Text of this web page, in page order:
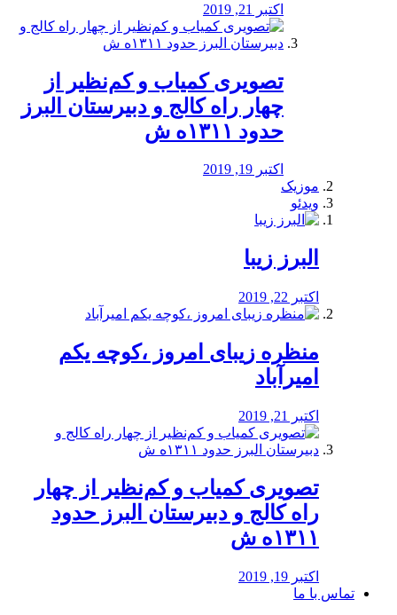
اکتبر 21, 2019
️تصویری کمیاب و کم‌نظیر از
چهار راه كالج و دبيرستان البرز
حدود ۱۳۱۱ه ش
اکتبر 19, 2019
موزیک
ویدئو
البرز زیبا
اکتبر 22, 2019
منظره‌‌ زیبای امروز ،کوچه یکم
امیرآباد
اکتبر 21, 2019
️تصویری کمیاب و کم‌نظیر از چهار
راه كالج و دبيرستان البرز حدود
۱۳۱۱ه ش
اکتبر 19, 2019
تماس با ما